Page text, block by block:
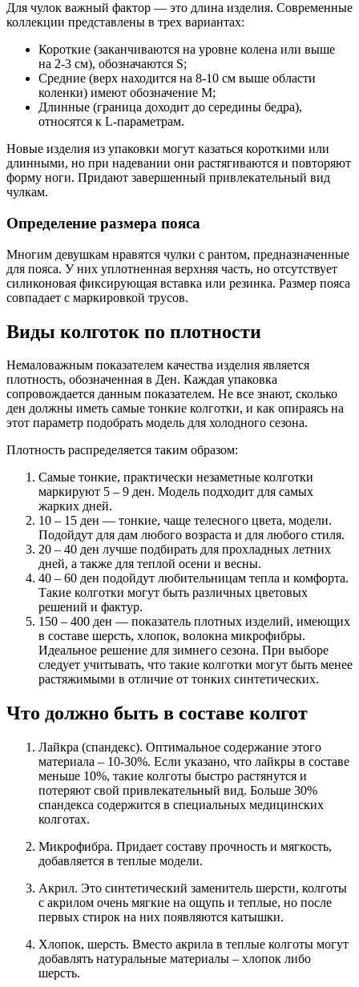
Для чулок важный фактор — это длина изделия. Современные
коллекции представлены в трех вариантах:
Короткие (заканчиваются на уровне колена или выше
на 2-3 см), обозначаются S;
Средние (верх находится на 8-10 см выше области
коленки) имеют обозначение M;
Длинные (граница доходит до середины бедра),
относятся к L-параметрам.
Новые изделия из упаковки могут казаться короткими или
длинными, но при надевании они растягиваются и повторяют
форму ноги. Придают завершенный привлекательный вид
чулкам.
Определение размера пояса
Многим девушкам нравятся чулки с рантом, предназначенные
для пояса. У них уплотненная верхняя часть, но отсутствует
силиконовая фиксирующая вставка или резинка. Размер пояса
совпадает с маркировкой трусов.
Виды колготок по плотности
Немаловажным показателем качества изделия является
плотность, обозначенная в Ден. Каждая упаковка
сопровождается данным показателем. Не все знают, сколько
ден должны иметь самые тонкие колготки, и как опираясь на
этот параметр подобрать модель для холодного сезона.
Плотность распределяется таким образом:
Самые тонкие, практически незаметные колготки
маркируют 5 – 9 ден. Модель подходит для самых
жарких дней.
10 – 15 ден — тонкие, чаще телесного цвета, модели.
Подойдут для дам любого возраста и для любого стиля.
20 – 40 ден лучше подбирать для прохладных летних
дней, а также для теплой осени и весны.
40 – 60 ден подойдут любительницам тепла и комфорта.
Такие колготки могут быть различных цветовых
решений и фактур.
150 – 400 ден — показатель плотных изделий, имеющих
в составе шерсть, хлопок, волокна микрофибры.
Идеальное решение для зимнего сезона. При выборе
следует учитывать, что такие колготки могут быть менее
растяжимыми в отличие от тонких синтетических.
Что должно быть в составе колгот
Лайкра (спандекс). Оптимальное содержание этого
материала – 10-30%. Если указано, что лайкры в составе
меньше 10%, такие колготы быстро растянутся и
потеряют свой привлекательный вид. Больше 30%
спандекса содержится в специальных медицинских
колготах.
Микрофибра. Придает составу прочность и мягкость,
добавляется в теплые модели.
Акрил. Это синтетический заменитель шерсти, колготы
с акрилом очень мягкие на ощупь и теплые, но после
первых стирок на них появляются катышки.
Хлопок, шерсть. Вместо акрила в теплые колготы могут
добавлять натуральные материалы – хлопок либо
шерсть.